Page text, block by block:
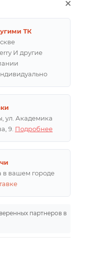
ТК
И другие
ул. Академика
9. Подробнее
вашем городе
партнеров в